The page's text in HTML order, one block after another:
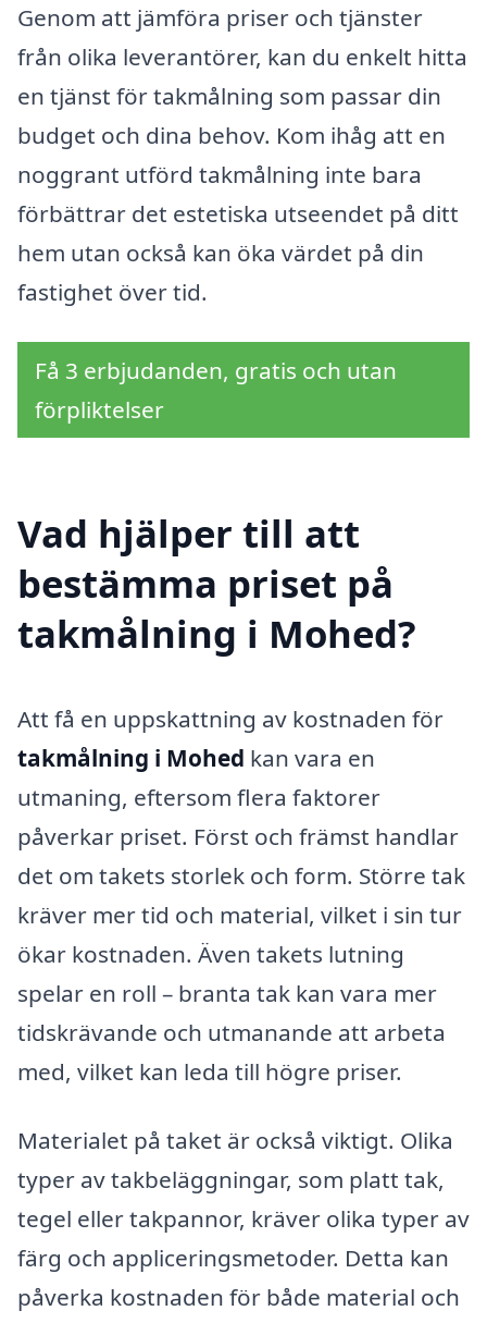
Genom att jämföra priser och tjänster
från olika leverantörer, kan du enkelt hitta
en tjänst för takmålning som passar din
budget och dina behov. Kom ihåg att en
noggrant utförd takmålning inte bara
förbättrar det estetiska utseendet på ditt
hem utan också kan öka värdet på din
fastighet över tid.
Få 3 erbjudanden, gratis och utan
förpliktelser
Vad hjälper till att
bestämma priset på
takmålning i Mohed?
Att få en uppskattning av kostnaden för
takmålning i Mohed kan vara en
utmaning, eftersom flera faktorer
påverkar priset. Först och främst handlar
det om takets storlek och form. Större tak
kräver mer tid och material, vilket i sin tur
ökar kostnaden. Även takets lutning
spelar en roll – branta tak kan vara mer
tidskrävande och utmanande att arbeta
med, vilket kan leda till högre priser.
Materialet på taket är också viktigt. Olika
typer av takbeläggningar, som platt tak,
tegel eller takpannor, kräver olika typer av
färg och appliceringsmetoder. Detta kan
påverka kostnaden för både material och